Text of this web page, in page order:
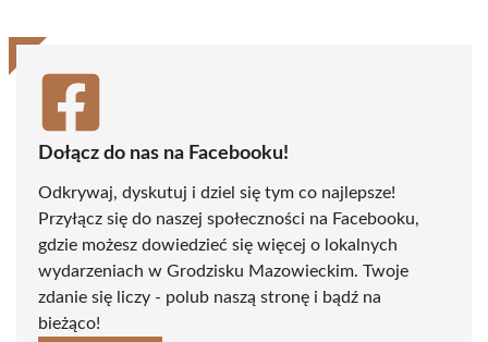
Dołącz do nas na Facebooku!
Odkrywaj, dyskutuj i dziel się tym co najlepsze!
Przyłącz się do naszej społeczności na Facebooku,
gdzie możesz dowiedzieć się więcej o lokalnych
wydarzeniach w Grodzisku Mazowieckim. Twoje
zdanie się liczy - polub naszą stronę i bądź na
bieżąco!